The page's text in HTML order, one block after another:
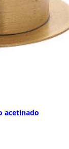
acetinado